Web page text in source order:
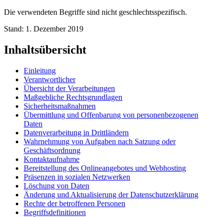
Die verwendeten Begriffe sind nicht geschlechtsspezifisch.
Stand: 1. Dezember 2019
Inhaltsübersicht
Einleitung
Verantwortlicher
Übersicht der Verarbeitungen
Maßgebliche Rechtsgrundlagen
Sicherheitsmaßnahmen
Übermittlung und Offenbarung von personenbezogenen
Daten
Datenverarbeitung in Drittländern
Wahrnehmung von Aufgaben nach Satzung oder
Geschäftsordnung
Kontaktaufnahme
Bereitstellung des Onlineangebotes und Webhosting
Präsenzen in sozialen Netzwerken
Löschung von Daten
Änderung und Aktualisierung der Datenschutzerklärung
Rechte der betroffenen Personen
Begriffsdefinitionen